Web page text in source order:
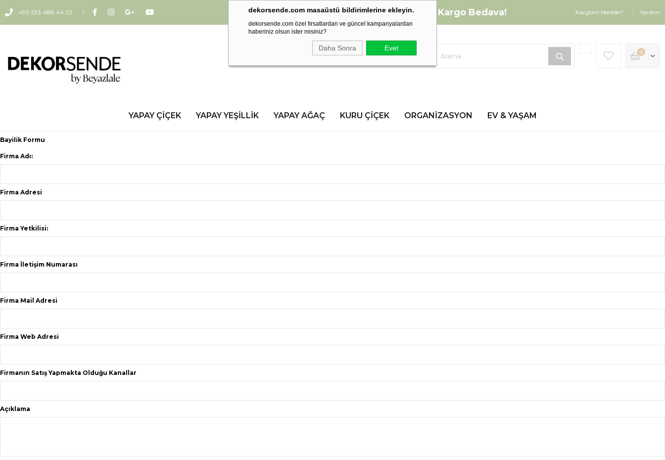
dekorsende.com masaüstü bildirimlerine ekleyin.
dekorsende.com özel fırsatlardan ve güncel kampanyalardan
haberiniz olsun ister misiniz?
Daha Sonra Evet
+90 533 488 44 22 2000 TL ve üzeri alışverişlerinizde Kargo Bedava! Yardım
Kargom Nerede?
0
YAPAY ÇIÇEK YAPAY YEŞILLIK YAPAY AĞAÇ KURU ÇIÇEK ORGANIZASYON EV & YAŞAM
Bayilik Formu
Firma Adı:
Firma Adresi
Firma Yetkilisi:
Firma İletişim Numarası
Firma Mail Adresi
Firma Web Adresi
Firmanın Satış Yapmakta Olduğu Kanallar
Açıklama